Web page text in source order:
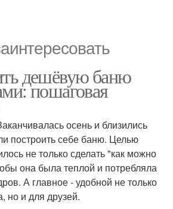
дешёвую баню
пошаговая
осень и близились
построить себе баню. Целью
не только сделать "как можно
она была теплой и потребляла
А главное - удобной не только
но и для друзей.